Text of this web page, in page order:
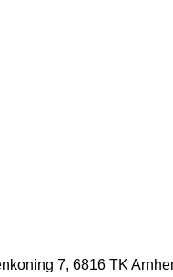
7, 6816 TK